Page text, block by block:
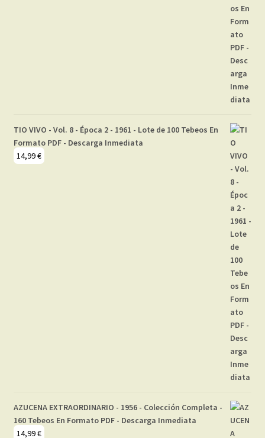
TIO VIVO - Vol. 8 - Época 2 - 1961 - Lote de 100 Tebeos En
Formato PDF - Descarga Inmediata
14,99€
AZUCENA EXTRAORDINARIO - 1956 - Colección Completa -
160 Tebeos En Formato PDF - Descarga Inmediata
14,99€